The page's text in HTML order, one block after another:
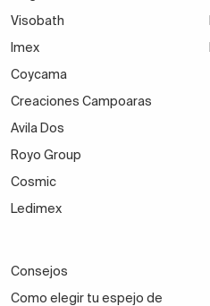
Visobath
Imex
Coycama
Creaciones Campoaras
Avila Dos
Royo Group
Cosmic
Ledimex
Consejos
Como elegir tu espejo de